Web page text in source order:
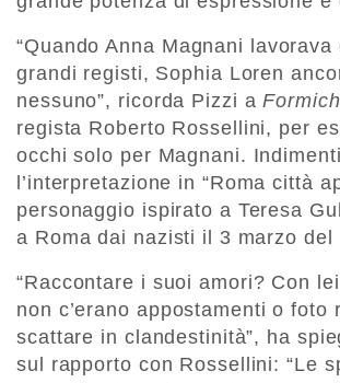
“Quando Anna Magnani lavorava
grandi registi, Sophia Loren
nessuno”, ricorda Pizzi a
regista Roberto Rossellini, per
occhi solo per Magnani.
l’interpretazione in “Roma città
personaggio ispirato a Teresa
a Roma dai nazisti il 3 marzo del
“Raccontare i suoi amori? Con
non c’erano appostamenti o foto
scattare in clandestinità”, ha
sul rapporto con Rossellini: “Le